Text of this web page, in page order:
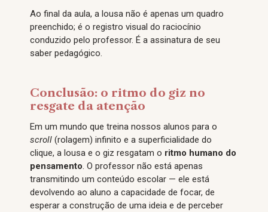
Ao final da aula, a lousa não é apenas um quadro
preenchido; é o registro visual do raciocínio
conduzido pelo professor. É a assinatura de seu
saber pedagógico.
Conclusão: o ritmo do giz no
resgate da atenção
Em um mundo que treina nossos alunos para o
scroll (rolagem) infinito e a superficialidade do
clique, a lousa e o giz resgatam o ritmo humano do
pensamento. O professor não está apenas
transmitindo um conteúdo escolar — ele está
devolvendo ao aluno a capacidade de focar, de
esperar a construção de uma ideia e de perceber